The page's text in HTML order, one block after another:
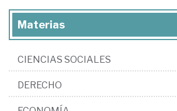
Materias
CIENCIAS SOCIALES
DERECHO